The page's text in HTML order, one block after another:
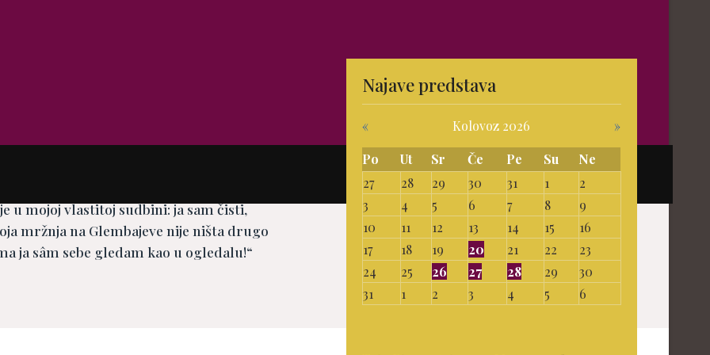
radim drugo nego se borim protiv
u mojoj vlastitoj sudbini: ja sam čisti,
mržnja na Glembajeve nije ništa drugo
ja sâm sebe gledam kao u ogledalu!“
Najave predstava
« Kolovoz 2026
»
Po
Ut Sr Če Pe Su
Ne
27
28 29 30 31 1
2
3
4 5 6 7 8
9
10
11 12 13 14 15
16
17
18 19 20 21 22
23
24
25 26 27 28 29
30
31
1 2 3 4 5 6